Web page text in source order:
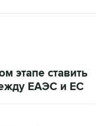
этапе ставить
ЕАЭС и ЕС